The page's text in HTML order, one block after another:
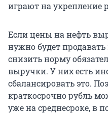
играют на укрепление
Если цены на нефть
нужно будет
снизить норму
выручки. У них есть
сбалансировать это.
краткосрочно рубль
уже на среднесроке, в